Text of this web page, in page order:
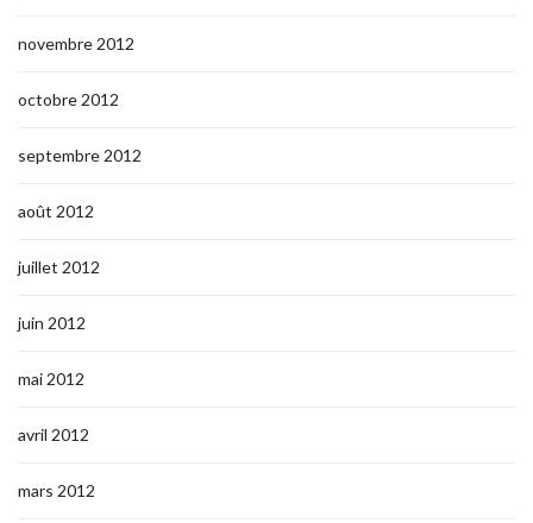
novembre 2012
octobre 2012
septembre 2012
août 2012
juillet 2012
juin 2012
mai 2012
avril 2012
mars 2012